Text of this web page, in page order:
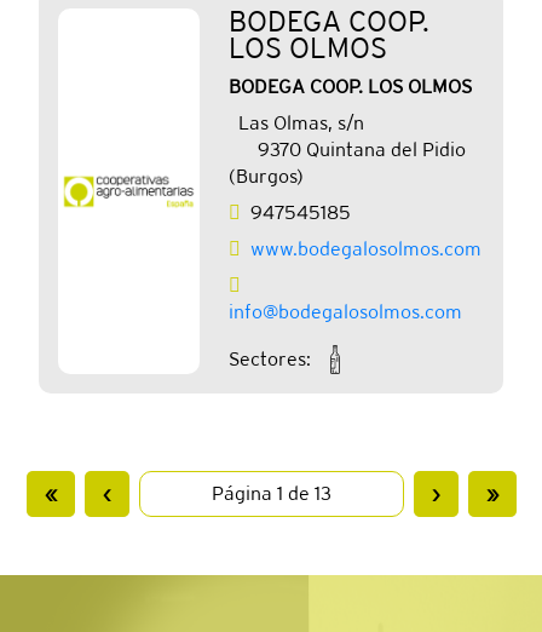
BODEGA COOP.
LOS OLMOS
BODEGA COOP. LOS OLMOS
Las Olmas, s/n
9370 Quintana del Pidio
(Burgos)
947545185
www.bodegalosolmos.com
info@bodegalosolmos.com
Sectores:
« ‹ › »